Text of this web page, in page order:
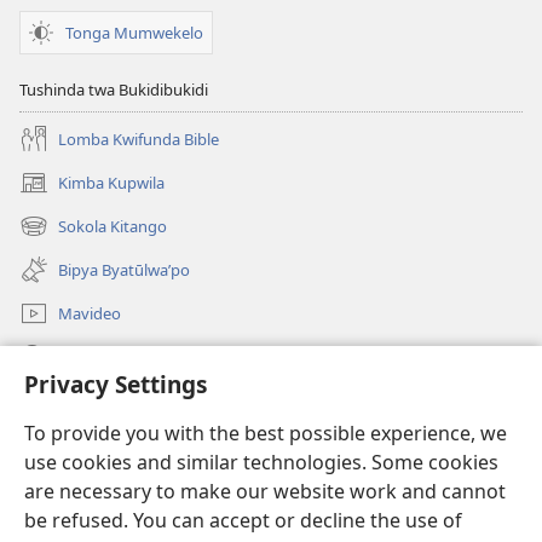
Privacy Settings
To provide you with the best possible experience, we
use cookies and similar technologies. Some cookies
are necessary to make our website work and cannot
be refused. You can accept or decline the use of
Tonga Mumwekelo
Tushinda twa Bukidibukidi
Lomba Kwifunda Bible
Kimba Kupwila
(opens
new
window)
Sokola Kitango
(opens
new
window)
Bipya Byatūlwa’po
Mavideo
(opens
window)Watchtower KIBĪKO PA ENTELENETE
(opens
new
®